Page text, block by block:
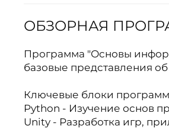
ОБЗОРНАЯ
Программа "Основы
базовые представления
Ключевые блоки
Python - Изучение основ
Unity - Разработка игр,